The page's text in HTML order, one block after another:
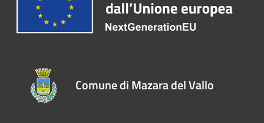
Comune di Mazara del Vallo